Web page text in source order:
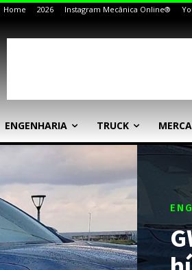
Home 2026 Instagram Mecânica Online®
ENGENHARIA TRUCK